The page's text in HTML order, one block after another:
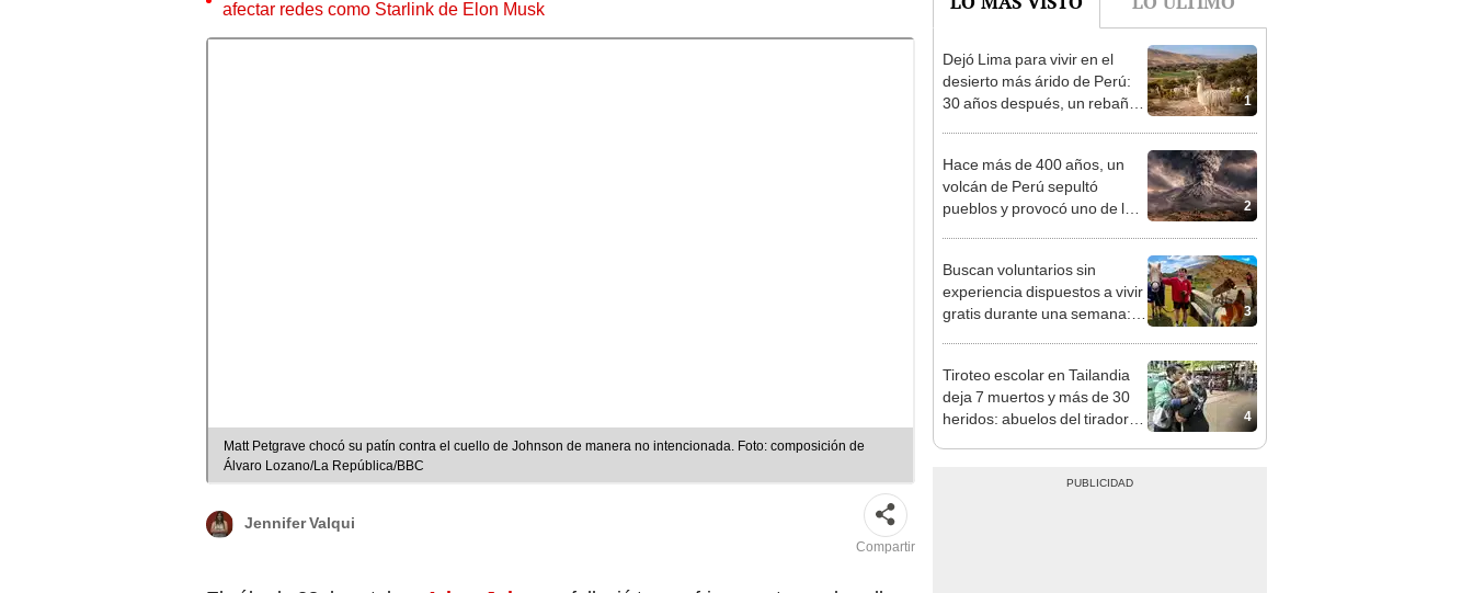
Matt Petgrave chocó su patín contra el cuello de Johnson de manera no intencionada. Foto: composición de
Álvaro Lozano/La República/BBC
Compartir
1
desierto más árido de Perú:
30 años después, un rebaño
de llamas creó un
2
volcán de Perú sepultó
pueblos y provocó uno de los
veranos más fríos de la
3
experiencia dispuestos a vivir
gratis durante una semana:
para cuidar caballos, burros y
4
deja 7 muertos y más de 30
heridos: abuelos del tirador
entre las víctimas